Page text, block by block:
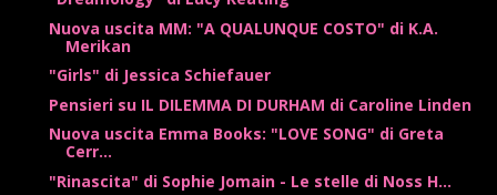
Nuova uscita MM: "A QUALUNQUE COSTO" di K.A.
Merikan
"Girls" di Jessica Schiefauer
Pensieri su IL DILEMMA DI DURHAM di Caroline Linden
Nuova uscita Emma Books: "LOVE SONG" di Greta
Cerr...
"Rinascita" di Sophie Jomain - Le stelle di Noss H...